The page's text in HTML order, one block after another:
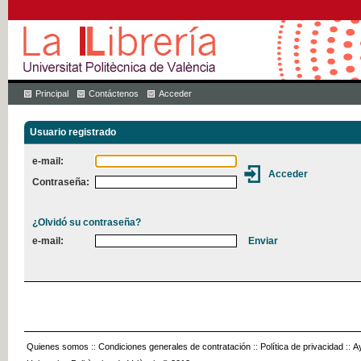
Principal Contáctenos Acceder
Usuario registrado
e-mail:
Contraseña:
¿Olvidó su contraseña?
e-mail:
Quienes somos :: Condiciones generales de contratación :: Política de privacidad ::